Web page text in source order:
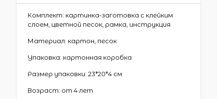
Комплект: картинка-заготовка с клейким
слоем, цветной песок, рамка, инструкция
Материал: картон, песок
Упаковка: картонная коробка
Размер упаковки: 23*20*4 см
Возраст: от 4 лет